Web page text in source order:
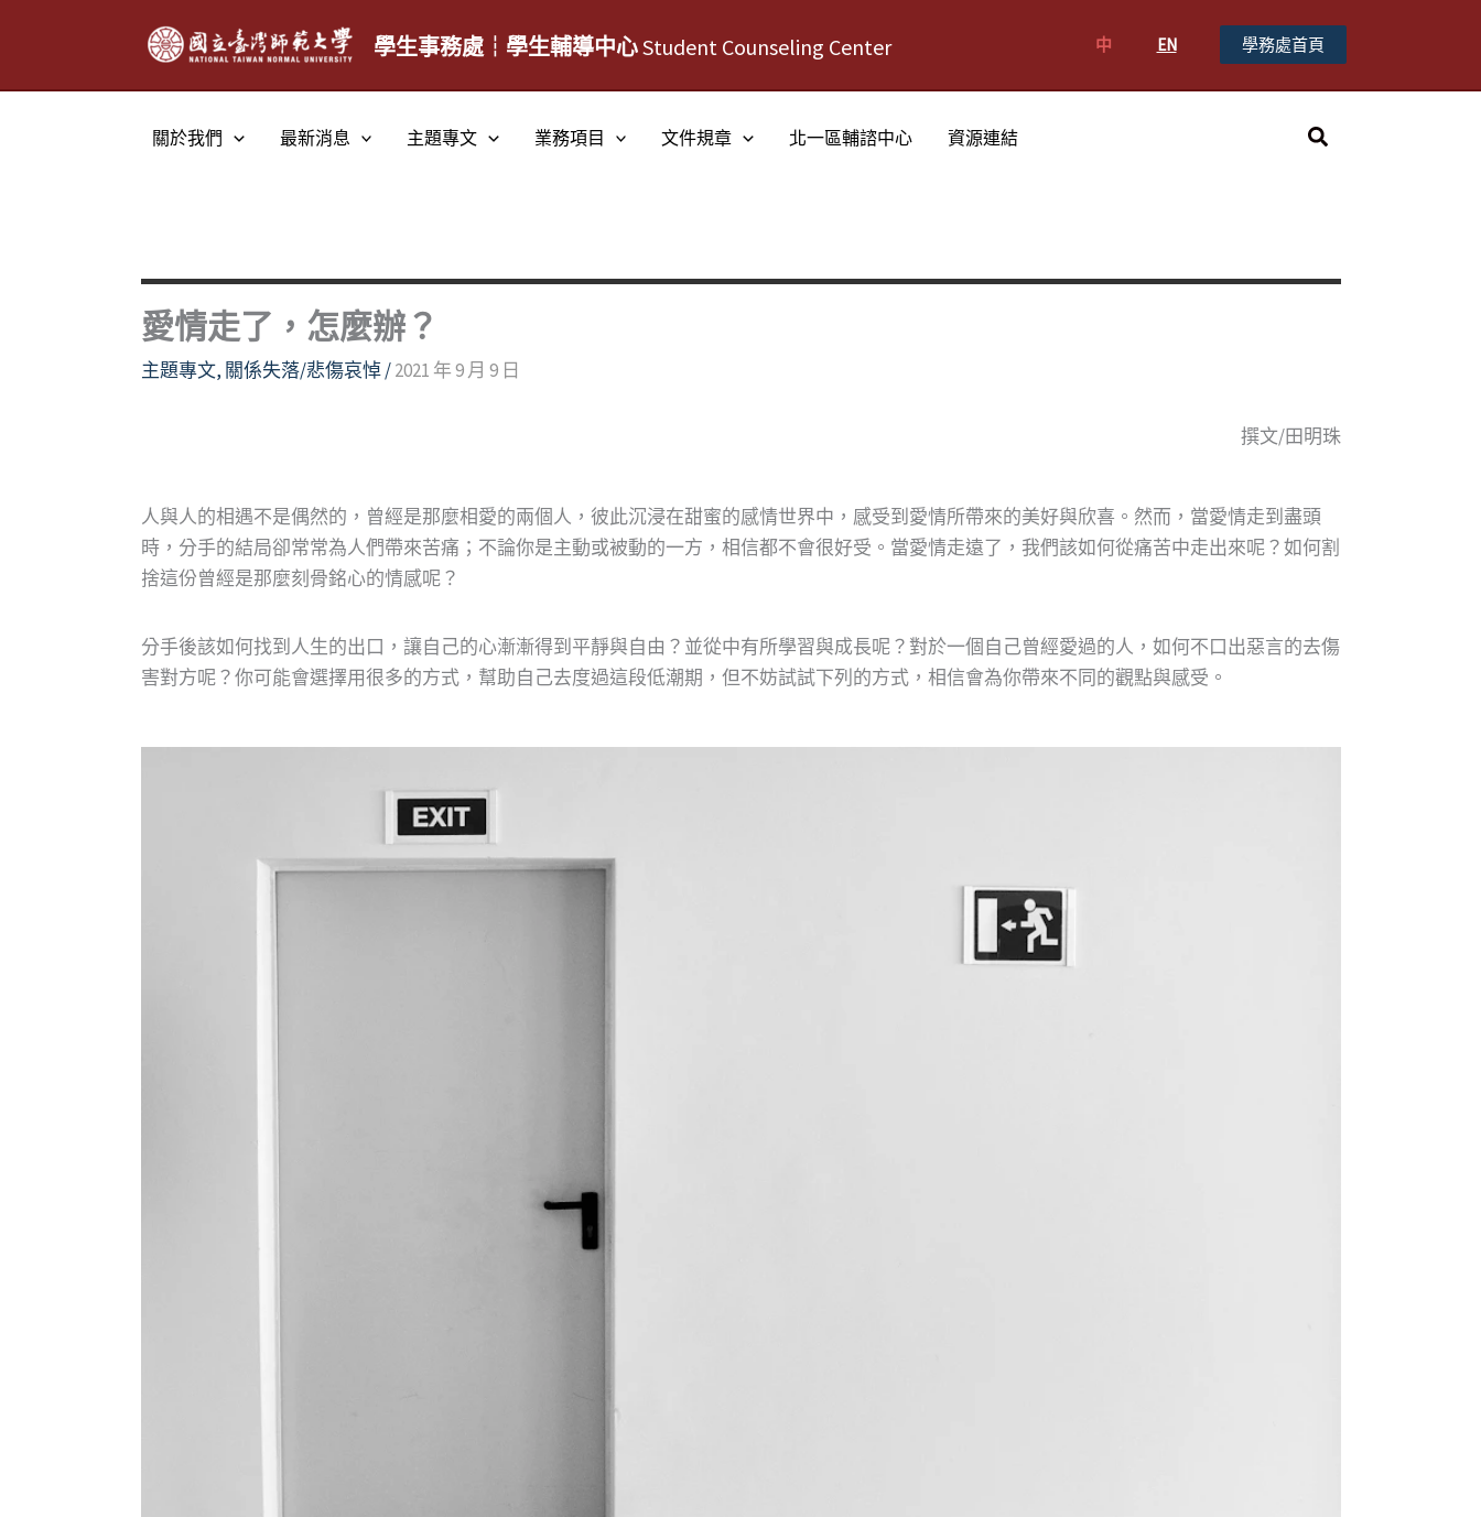
學生事務處┆學生輔導中心Student Counseling Center 中 EN 學務處首頁
關於我們 最新消息 主題專文 業務項目 文件規章 北一區輔諮中心 資源連結
搜
愛情走了，怎麼辦？
主題專文, 關係失落/悲傷哀悼/2021 年 9 月 9 日
撰文/田明珠
人與人的相遇不是偶然的，曾經是那麼相愛的兩個人，彼此沉浸在甜蜜的感情世界中，感受到愛情所帶來的美好與欣喜。然而，當愛情走到盡頭
時，分手的結局卻常常為人們帶來苦痛；不論你是主動或被動的一方，相信都不會很好受。當愛情走遠了，我們該如何從痛苦中走出來呢？如何割
捨這份曾經是那麼刻骨銘心的情感呢？
分手後該如何找到人生的出口，讓自己的心漸漸得到平靜與自由？並從中有所學習與成長呢？對於一個自己曾經愛過的人，如何不口出惡言的去傷
害對方呢？你可能會選擇用很多的方式，幫助自己去度過這段低潮期，但不妨試試下列的方式，相信會為你帶來不同的觀點與感受。